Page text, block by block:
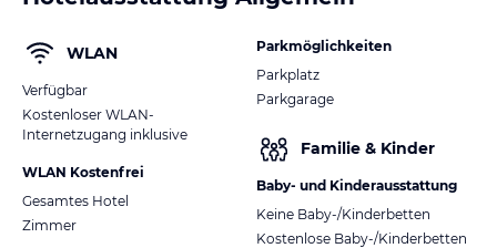
WLAN
Verfügbar
Kostenloser WLAN-
Internetzugang inklusive
WLAN Kostenfrei
Gesamtes Hotel
Zimmer
Parkmöglichkeiten
Parkplatz
Parkgarage
Familie & Kinder
Baby- und Kinderausstattung
Keine Baby-/Kinderbetten
Kostenlose Baby-/Kinderbetten